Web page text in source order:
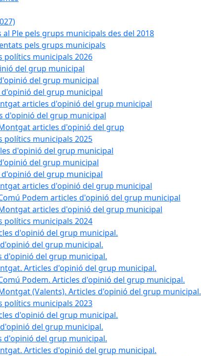
Ple pels grups municipals des del 2018
pels grups municipals
polítics municipals 2026
del grup municipal
del grup municipal
d'opinió del grup municipal
articles d'opinió del grup municipal
d'opinió del grup municipal
articles d'opinió del grup
polítics municipals 2025
d'opinió del grup municipal
del grup municipal
d'opinió del grup municipal
articles d'opinió del grup municipal
Podem articles d'opinió del grup municipal
articles d'opinió del grup municipal
polítics municipals 2024
d'opinió del grup municipal.
d'opinió del grup municipal.
d'opinió del grup municipal.
Articles d'opinió del grup municipal.
Podem. Articles d'opinió del grup municipal.
(Valents). Articles d'opinió del grup municipal.
polítics municipals 2023
d'opinió del grup municipal.
d'opinió del grup municipal.
d'opinió del grup municipal.
Articles d'opinió del grup municipal.